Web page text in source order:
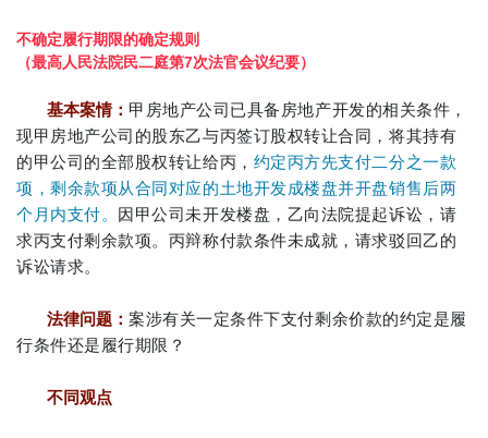
不确定履行期限的确定规则
（最高人民法院民二庭第7次法官会议纪要）
基本案情： 甲房地产公司已具备房地产开发的相关条件，
现甲房地产公司的股东乙与丙签订股权转让合同，将其持有
的甲公司的全部股权转让给丙， 约定丙方先支付二分之一款
项，剩余款项从合同对应的土地开发成楼盘并开盘销售后两
个月内支付。 因甲公司未开发楼盘，乙向法院提起诉讼，请
求丙支付剩余款项。丙辩称付款条件未成就，请求驳回乙的
诉讼请求。
法律问题： 案涉有关一定条件下支付剩余价款的约定是履
行条件还是履行期限？
不同观点